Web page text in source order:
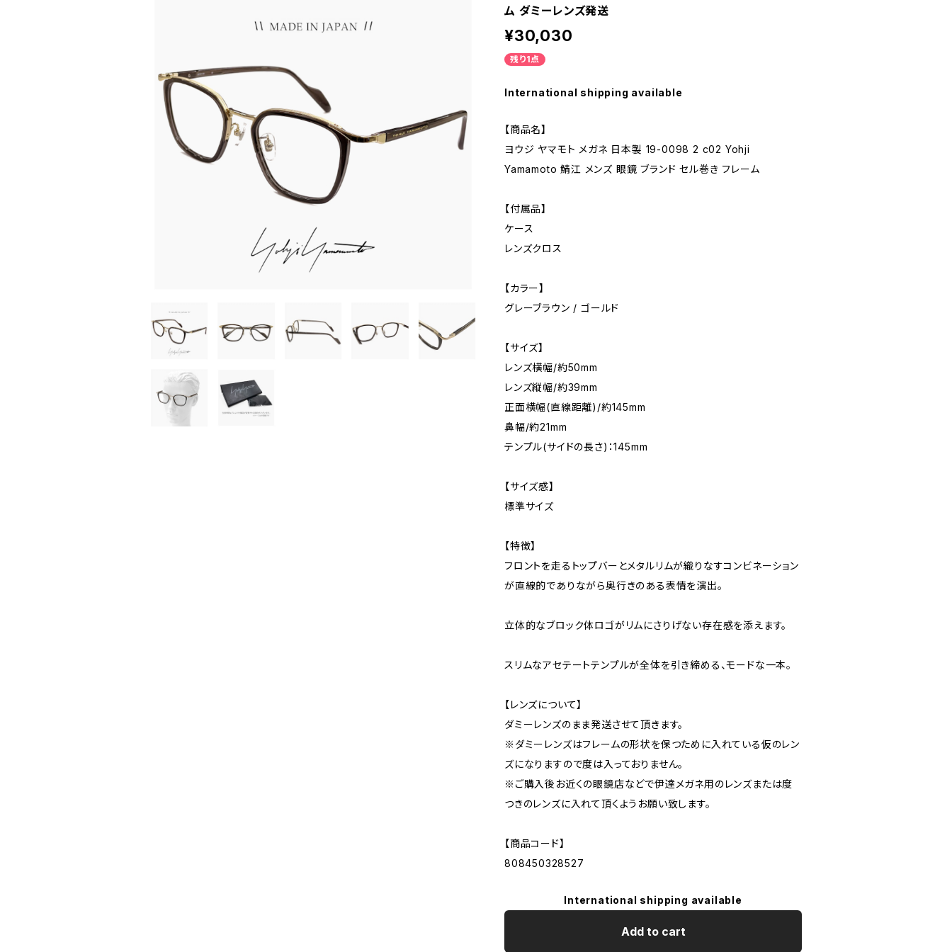
ム ダミーレンズ発送
¥30,030
残り1点
International shipping available
【商品名】
ヨウジ ヤマモト メガネ 日本製 19-0098 2 c02 Yohji
Yamamoto 鯖江 メンズ 眼鏡 ブランド セル巻き フレーム
【付属品】
ケース
レンズクロス
【カラー】
グレーブラウン / ゴールド
【サイズ】
レンズ横幅/約50mm
レンズ縦幅/約39mm
正面横幅(直線距離)/約145mm
鼻幅/約21mm
テンプル(サイドの長さ)：145mm
【サイズ感】
標準サイズ
【特徴】
フロントを走るトップバーとメタルリムが織りなすコンビネーション
が直線的でありながら奥行きのある表情を演出。
立体的なブロック体ロゴがリムにさりげない存在感を添えます。
スリムなアセテートテンプルが全体を引き締める、モードな一本。
【レンズについて】
ダミーレンズのまま発送させて頂きます。
※ダミーレンズはフレームの形状を保つために入れている仮のレン
ズになりますので度は入っておりません。
※ご購入後お近くの眼鏡店などで伊達メガネ用のレンズまたは度
つきのレンズに入れて頂くようお願い致します。
【商品コード】
808450328527
International shipping available
Add to cart